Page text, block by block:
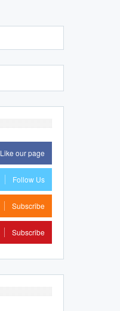
Like our page
Follow Us
Subscribe
Subscribe